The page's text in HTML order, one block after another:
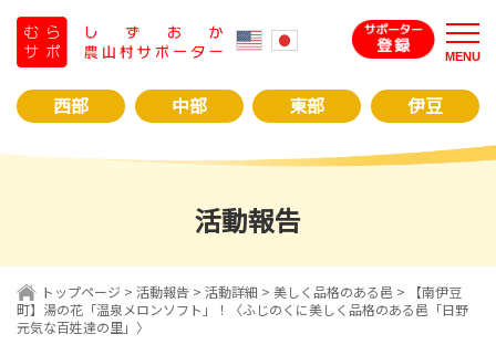
MENU
へ
プ
西部 中部 東部 伊豆
活動報告
トップページ > 活動報告 > 活動詳細 > 美しく品格のある邑 > 【南伊豆
町】湯の花「温泉メロンソフト」！〈ふじのくに美しく品格のある邑「日野
元気な百姓達の里」〉